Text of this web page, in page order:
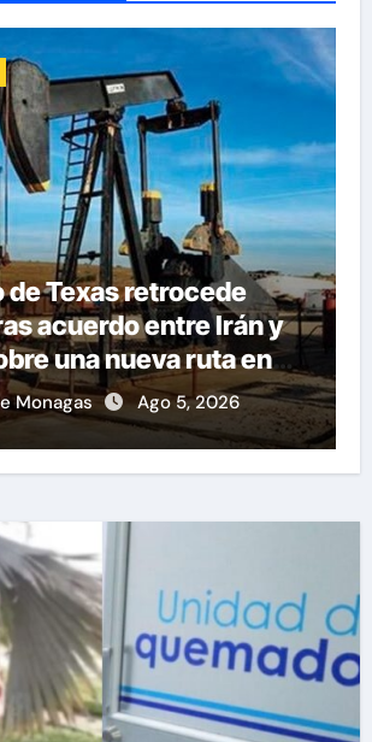
anuncia
de 13.000 viviendas
por los terremotos
Monagas Ago 5, 2026